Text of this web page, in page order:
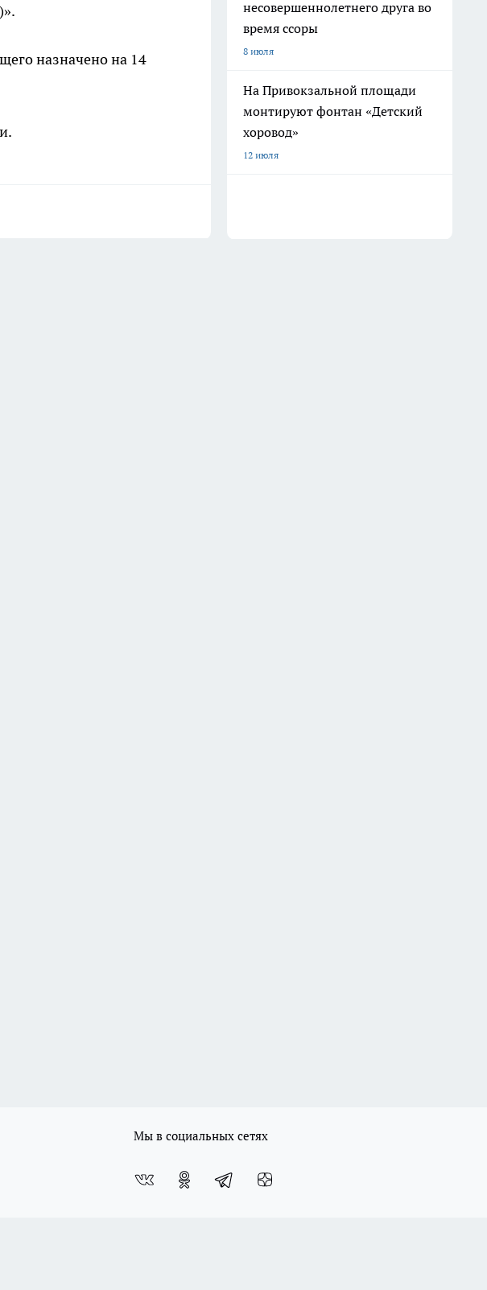
назначено на 14
несовершеннолетнего друга во
время ссоры
8 июля
На Привокзальной площади
монтируют фонтан «Детский
хоровод»
12 июля
Мы в социальных сетях